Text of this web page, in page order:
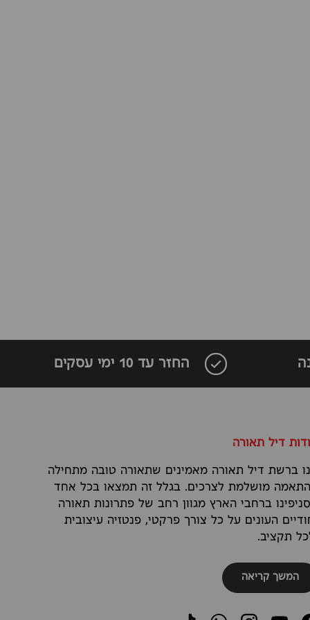
החזר עד 10 ימי עסקים
דיל תאורה
ברשת דיל תאורה מאמינים שתאורה טובה מתחילה
מושלמת לצרכים. בגלל זה תמצאו בכל אחד
ברחבי הארץ מגוון רחב של פתרונות תאורה
העונים על כל צורך פרקטי, פנטזיה עיצובית
תקציב.
המשך קריאה